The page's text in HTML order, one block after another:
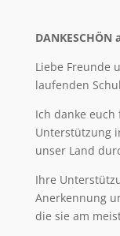
Liebe Freunde
laufenden
Ich danke
Unterstützung
unser Land
Ihre
Anerkennung
die sie am